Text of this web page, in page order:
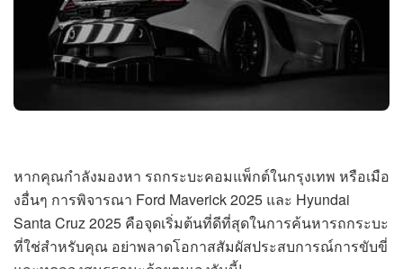
หากคุณกำลังมองหา รถกระบะคอมแพ็กต์ในกรุงเทพ หรือเมือ
งอื่นๆ การพิจารณา Ford Maverick 2025 และ Hyundai
Santa Cruz 2025 คือจุดเริ่มต้นที่ดีที่สุดในการค้นหารถกระบะ
ที่ใช่สำหรับคุณ อย่าพลาดโอกาสสัมผัสประสบการณ์การขับขี่